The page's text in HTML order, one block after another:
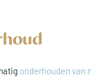
onderhouden van